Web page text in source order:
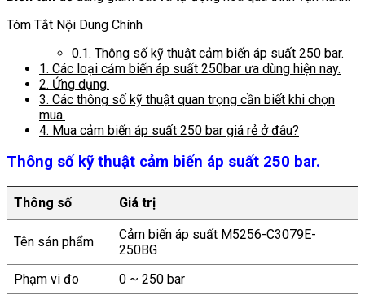
Tóm Tắt Nội Dung Chính
0.1. Thông số kỹ thuật cảm biến áp suất 250 bar.
1. Các loại cảm biến áp suất 250bar ưa dùng hiện nay.
2. Ứng dụng.
3. Các thông số kỹ thuật quan trọng cần biết khi chọn
mua.
4. Mua cảm biến áp suất 250 bar giá rẻ ở đâu?
Thông số kỹ thuật cảm biến áp suất 250 bar.
Thông số Giá trị
Tên sản phẩm
Cảm biến áp suất M5256-C3079E-
250BG
Phạm vi đo
0 ~ 250 bar